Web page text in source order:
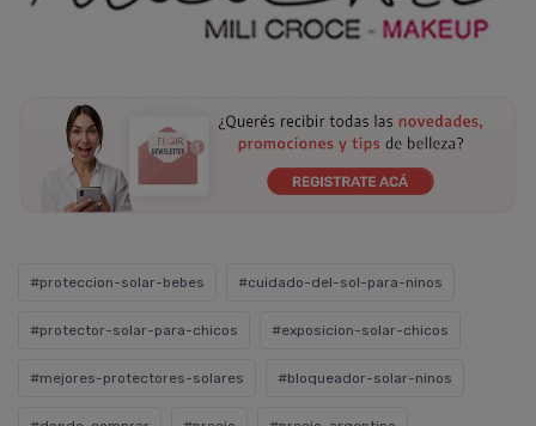
#proteccion-solar-bebes #cuidado-del-sol-para-ninos
#protector-solar-para-chicos #exposicion-solar-chicos
#mejores-protectores-solares #bloqueador-solar-ninos